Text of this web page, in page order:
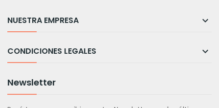
NUESTRA EMPRESA 
CONDICIONES LEGALES 
Newsletter